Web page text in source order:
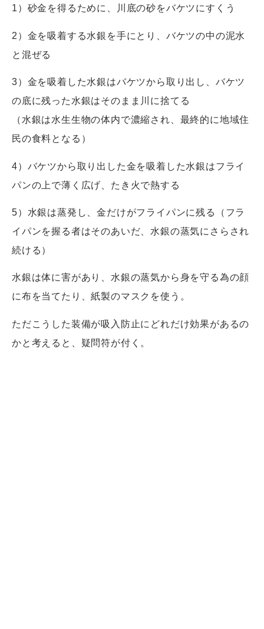
1）砂金を得るために、川底の砂をバケツにすくう
2）金を吸着する水銀を手にとり、バケツの中の泥水
と混ぜる
3）金を吸着した水銀はバケツから取り出し、バケツ
の底に残った水銀はそのまま川に捨てる
（水銀は水生生物の体内で濃縮され、最終的に地域住
民の食料となる）
4）バケツから取り出した金を吸着した水銀はフライ
パンの上で薄く広げ、たき火で熱する
5）水銀は蒸発し、金だけがフライパンに残る（フラ
イパンを握る者はそのあいだ、水銀の蒸気にさらされ
続ける）
水銀は体に害があり、水銀の蒸気から身を守る為の顔
に布を当てたり、紙製のマスクを使う。
ただこうした装備が吸入防止にどれだけ効果があるの
かと考えると、疑問符が付く。